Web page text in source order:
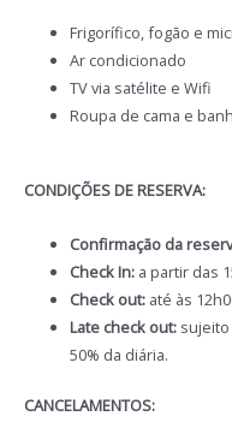
Frigorífico, fogão e
Ar condicionado
TV via satélite e Wifi
Roupa de cama e
CONDIÇÕES DE RESERVA:
Confirmação da
Check In: a partir das
Check out: até às
Late check out: sujeito
50% da diária.
CANCELAMENTOS: